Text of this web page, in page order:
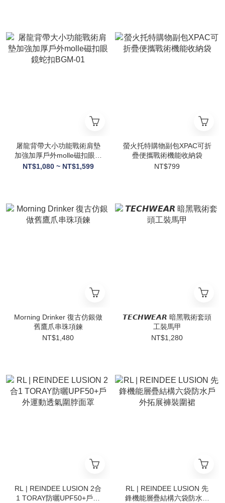
屠龍背帶大小功能戰術肩墊
加強加厚戶外molle磁扣眼鏡
蛇扣BGM-01
NT$1,080 ~ NT$1,599
螢火托特購物副包XPAC可折
疊便攜戰術機能收納袋
NT$799
Morning Drinker 復古仿銀做
舊鷹爪串珠項鍊
NT$1,480
𝙏𝙀𝘾𝙃𝙒𝙀𝘼𝙍 暗黑戰術套頭
工裝馬甲
NT$1,280
RL | REINDEE LUSION 2合
1 TORAY防曬UPF50+戶外
RL | REINDEE LUSION 先
鋒機能層疊結構六袋防水戶